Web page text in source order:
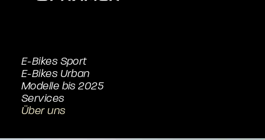
E-Bikes Sport
E-Bikes Urban
Modelle bis 2025
Services
Über uns
Wo du bist,
sind wir nicht weit